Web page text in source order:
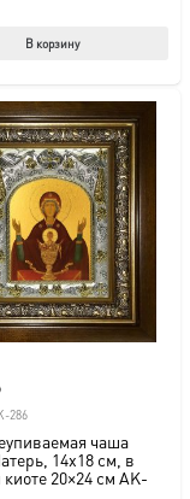
В корзину
286
чаша
14х18 см, в
киоте 20×24 см AK-